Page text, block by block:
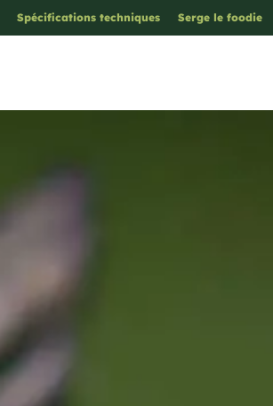
Spécifications techniques Serge le foodie